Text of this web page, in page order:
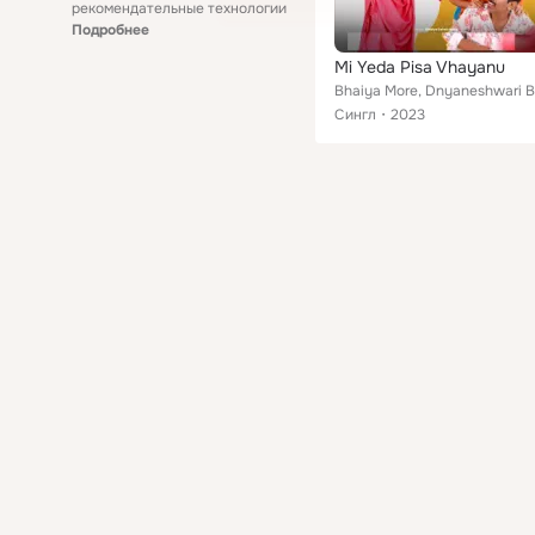
рекомендательные технологии
Подробнее
Mi Yeda Pisa Vhayanu
Сингл 2023